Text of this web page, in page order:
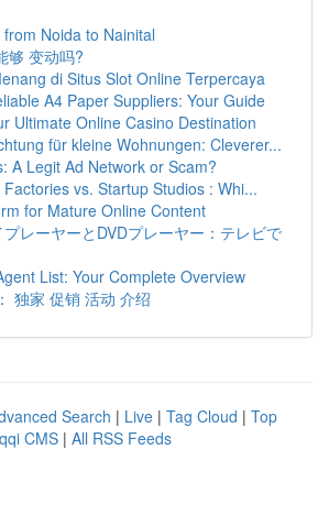
Noida to Nainital
够 变动吗?
di Situs Slot Online Terpercaya
A4 Paper Suppliers: Your Guide
Ultimate Online Casino Destination
für kleine Wohnungen: Cleverer...
A Legit Ad Network or Scam?
vs. Startup Studios : Whi...
for Mature Online Content
レーヤーとDVDプレーヤー：テレビで
List: Your Complete Overview
独家 促销 活动 介绍
Search | Live | Tag Cloud | Top
CMS | All RSS Feeds